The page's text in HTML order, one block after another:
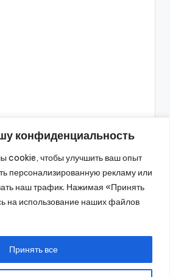
конфиденциальность
cookie, чтобы улучшить ваш опыт
персонализированную рекламу или
наш трафик. Нажимая «Принять
на использование наших файлов
Принять все